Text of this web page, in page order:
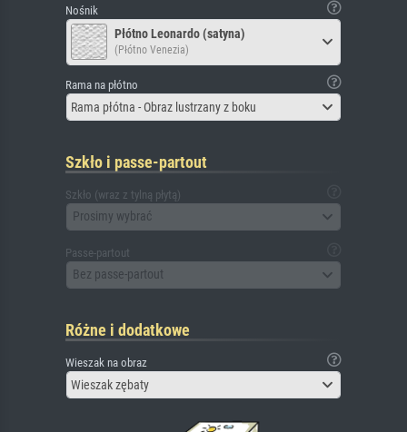
Nośnik
Płótno Leonardo (satyna)
(Płótno Venezia)
Rama na płótno
Rama płótna - Obraz lustrzany z boku
Szkło i passe-partout
Szkło (wraz z tylną płytą)
Prosimy wybrać
Passe-partout
Bez passe-partout
Różne i dodatkowe
Wieszak na obraz
Wieszak zębaty